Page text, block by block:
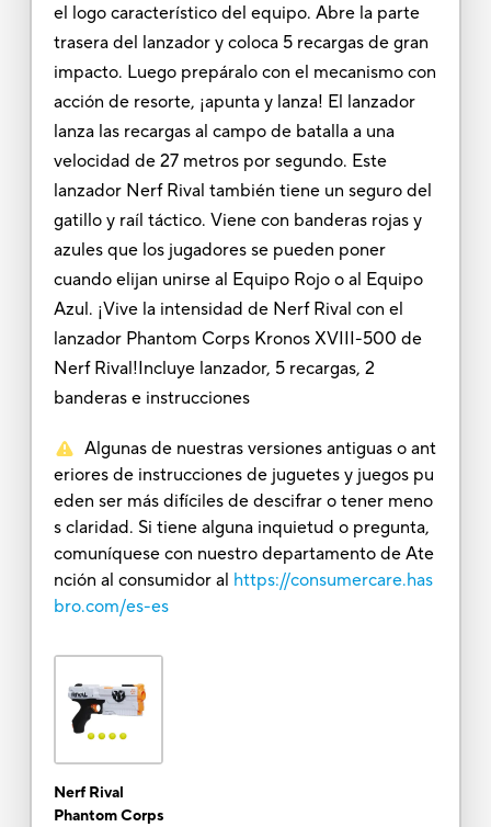
el logo característico del equipo. Abre la parte
trasera del lanzador y coloca 5 recargas de gran
impacto. Luego prepáralo con el mecanismo con
acción de resorte, ¡apunta y lanza! El lanzador
lanza las recargas al campo de batalla a una
velocidad de 27 metros por segundo. Este
lanzador Nerf Rival también tiene un seguro del
gatillo y raíl táctico. Viene con banderas rojas y
azules que los jugadores se pueden poner
cuando elijan unirse al Equipo Rojo o al Equipo
Azul. ¡Vive la intensidad de Nerf Rival con el
lanzador Phantom Corps Kronos XVIII-500 de
Nerf Rival!Incluye lanzador, 5 recargas, 2
banderas e instrucciones
Algunas de nuestras versiones antiguas o ant
eriores de instrucciones de juguetes y juegos pu
eden ser más difíciles de descifrar o tener meno
s claridad. Si tiene alguna inquietud o pregunta,
comuníquese con nuestro departamento de Ate
nción al consumidor al https://consumercare.has
bro.com/es-es
Nerf Rival
Phantom Corps